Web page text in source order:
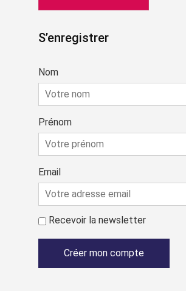
S’enregistrer
Nom
Prénom
Email
Recevoir la newsletter